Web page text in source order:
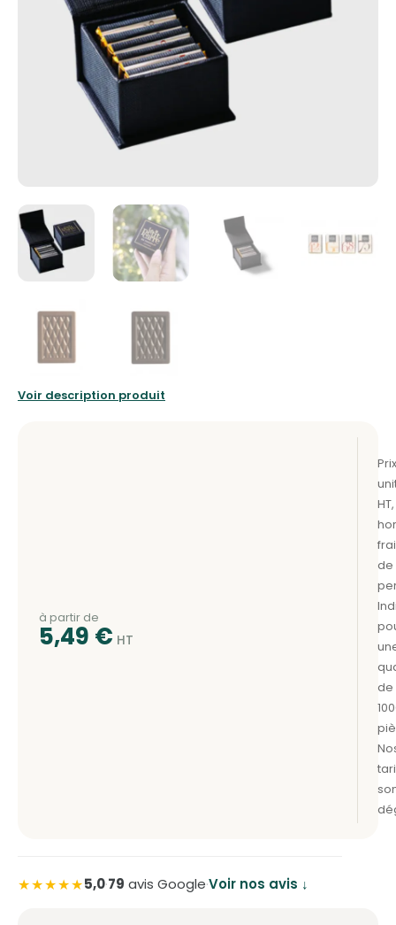
Voir description produit
à partir de
5,49 €
★★★★★5,0·79 avis Google·Voir nos avis ↓